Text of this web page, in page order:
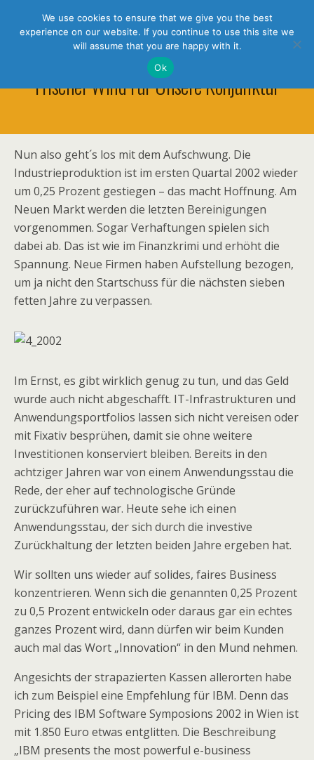
holistic thinking
Frischer Wind Für Unsere Konjunktur
Nun also geht´s los mit dem Aufschwung. Die
Industrieproduktion ist im ersten Quartal 2002 wieder
um 0,25 Prozent gestiegen – das macht Hoffnung. Am
Neuen Markt werden die letzten Bereini­gungen
vorgenommen. Sogar Verhaftungen spielen sich
dabei ab. Das ist wie im Finanzkrimi und erhöht die
Spannung. Neue Firmen haben Aufstellung bezogen,
um ja nicht den Startschuss für die nächsten sieben
fetten Jahre zu verpassen.
Im Ernst, es gibt wirklich genug zu tun, und das Geld
wurde auch nicht abgeschafft. IT-Infrastrukturen und
Anwendungsportfolios lassen sich nicht vereisen oder
mit Fixativ besprühen, damit sie ohne weitere
Investitionen konserviert bleiben. Bereits in den
achtziger Jahren war von einem Anwendungsstau die
Rede, der eher auf technologische Gründe
zurückzuführen war. Heute sehe ich einen
Anwendungsstau, der sich durch die investive
Zurückhaltung der letzten beiden Jahre ergeben hat.
Wir sollten uns wieder auf solides, faires Business
konzentrieren. Wenn sich die genannten 0,25 Prozent
zu 0,5 Prozent entwickeln oder daraus gar ein echtes
ganzes Prozent wird, dann dürfen wir beim Kunden
auch mal das Wort „Innovation“ in den Mund nehmen.
Angesichts der strapazierten Kassen allerorten habe
ich zum Beispiel eine Empfehlung für IBM. Denn das
Pricing des IBM Software Symposions 2002 in Wien ist
mit 1.850 Euro etwas entglitten. Die Beschreibung
„IBM presents the most powerful e-business
We use cookies to ensure that we give you the best
experience on our website. If you continue to use this site we
will assume that you are happy with it.
Ok